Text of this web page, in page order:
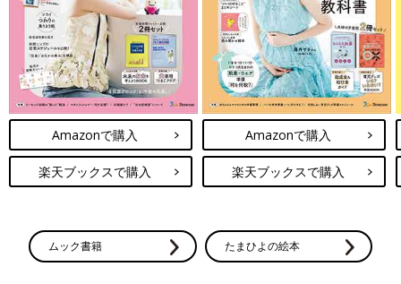
Amazonで購入
楽天ブックスで購入
Amazonで購入
楽天ブックスで購入
ムック書籍 たまひよの絵本